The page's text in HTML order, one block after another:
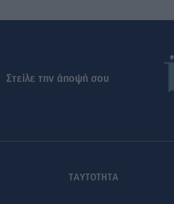
Στείλε την άποψή σου
ΤΑΥΤΟΤΗΤΑ